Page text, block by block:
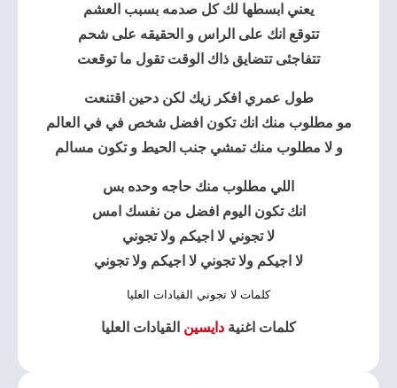
يعني ابسطها لك كل صدمه بسبب العشم
تتوقع انك على الراس و الحقيقه على شحم
تتفاجئى تتضايق ذاك الوقت تقول ما توقعت
طول عمري افكر زيك لكن دحين اقتنعت
مو مطلوب منك انك تكون افضل شخص في في العالم
و لا مطلوب منك تمشي جنب الحيط و تكون مسالم
اللي مطلوب منك حاجه وحده بس
انك تكون اليوم افضل من نفسك امس
لا تجوني لا اجيكم ولا تجوني
لا اجيكم ولا تجوني لا اجيكم ولا تجوني
كلمات لا تجوني القيادات العليا
كلمات اغنية دايسين القيادات العليا